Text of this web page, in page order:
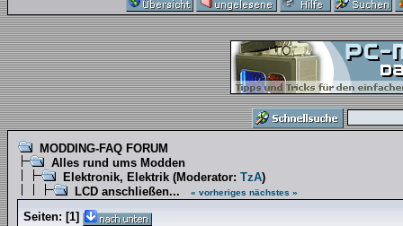
MODDING-FAQ FORUM
Alles rund ums Modden
Elektronik, Elektrik (Moderator: TzA)
LCD anschließen...
« vorheriges nächstes »
Seiten: [1]